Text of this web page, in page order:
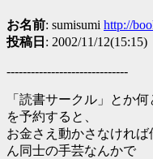
お名前: sumisumi http://
投稿日 : 2002/11/12(15:15)
------------------------------
「読書サークル」とか
を予約すると、
お金さえ動かさなけれ
ん同士の手芸なんかで